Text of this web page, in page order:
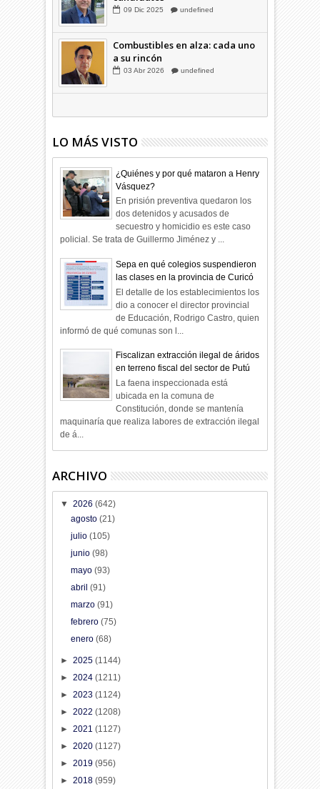
Hagamos la trazabilidad de los
09 Dic 2025 undefined
Combustibles en alza: cada uno
03Abr 2026 undefined
LO MÁS VISTO
¿Quiénes y por qué mataron a Henry
Vásquez?
En prisión preventiva quedaron los
dos detenidos y acusados de
secuestro y homicidio es este caso
policial. Se trata de Guillermo Jiménez y ...
Sepa en qué colegios suspendieron
las clases en la provincia de Curicó
El detalle de los establecimientos los
dio a conocer el director provincial
de Educación, Rodrigo Castro, quien
informó de qué comunas son l...
Fiscalizan extracción ilegal de áridos
en terreno fiscal del sector de Putú
La faena inspeccionada está
ubicada en la comuna de
Constitución, donde se mantenía
maquinaría que realiza labores de extracción ilegal
de á...
ARCHIVO
▼2026(642)
agosto (21)
julio (105)
junio (98)
mayo (93)
abril (91)
marzo (91)
febrero (75)
enero (68)
►2025(1144)
►2024(1211)
►2023(1124)
►2022(1208)
►2021(1127)
►2020(1127)
►2019(956)
►2018(959)